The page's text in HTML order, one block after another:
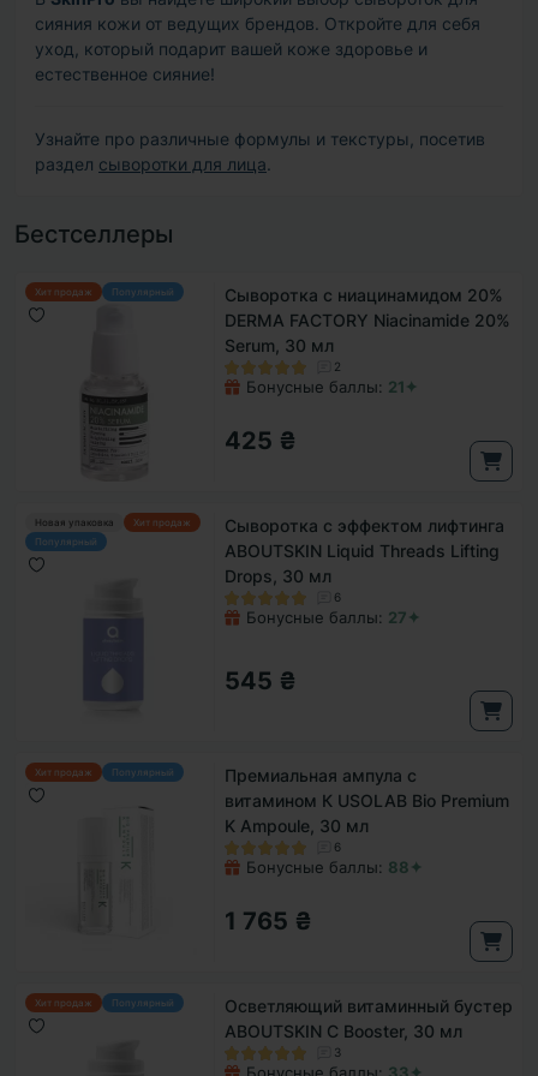
сияния кожи от ведущих брендов. Откройте для себя
уход, который подарит вашей коже здоровье и
естественное сияние!
Узнайте про различные формулы и текстуры, посетив
раздел сыворотки для лица.
Бестселлеры
Хит продаж Популярный
Сыворотка с ниацинамидом 20%
DERMA FACTORY Niacinamide 20%
Serum, 30 мл
2
Бонусные баллы: 21✦
425 ₴
Новая упаковка
Хит продаж
Популярный
Сыворотка с эффектом лифтинга
ABOUTSKIN Liquid Threads Lifting
Drops, 30 мл
6
Бонусные баллы: 27✦
545 ₴
Хит продаж Популярный
Премиальная ампула с
витамином К USOLAB Bio Premium
K Ampoule, 30 мл
6
Бонусные баллы: 88✦
1 765 ₴
Хит продаж Популярный
Осветляющий витаминный бустер
ABOUTSKIN C Booster, 30 мл
3